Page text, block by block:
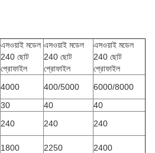
এসওয়াই মডেল
240 ছোট
প্রোফাইল
এসওয়াই মডেল
240 ছোট
প্রোফাইল
এসওয়াই মডেল
240 ছোট
প্রোফাইল
4000 400/5000
6000/8000
30 40
40
240 240
240
1800 2250 2400